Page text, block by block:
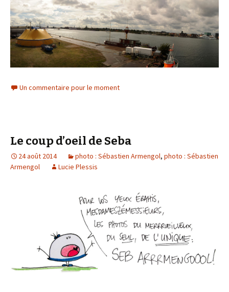
Un commentaire pour le moment
Le coup d’oeil de Seba
24 août 2014 photo : Sébastien Armengol, photo : Sébastien
Armengol
Lucie Plessis